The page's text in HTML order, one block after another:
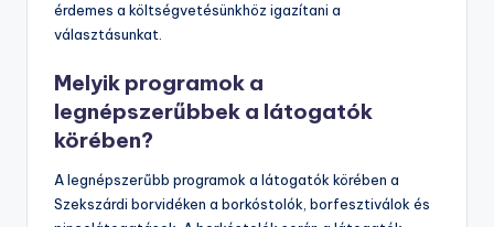
érdemes a költségvetésünkhöz igazítani a
választásunkat.
Melyik programok a
legnépszerűbbek a látogatók
körében?
A legnépszerűbb programok a látogatók körében a
Szekszárdi borvidéken a borkóstolók, borfesztiválok és